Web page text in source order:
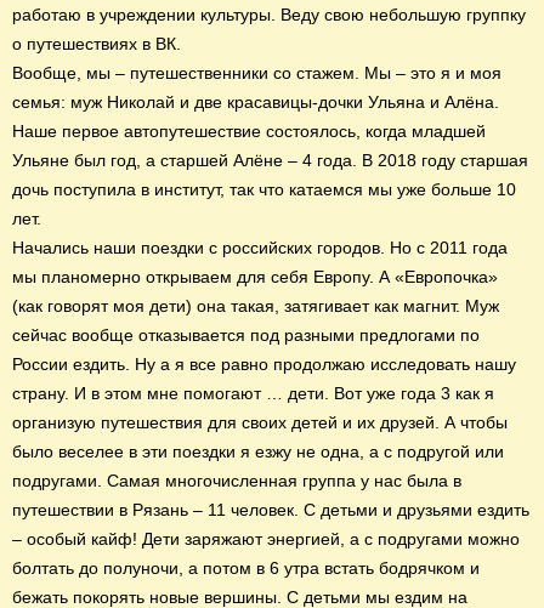
работаю в учреждении культуры. Веду свою небольшую группку
о путешествиях в ВК.
Вообще, мы – путешественники со стажем. Мы – это я и моя
семья: муж Николай и две красавицы-дочки Ульяна и Алёна.
Наше первое автопутешествие состоялось, когда младшей
Ульяне был год, а старшей Алёне – 4 года. В 2018 году старшая
дочь поступила в институт, так что катаемся мы уже больше 10
лет.
Начались наши поездки с российских городов. Но с 2011 года
мы планомерно открываем для себя Европу. А «Европочка»
(как говорят моя дети) она такая, затягивает как магнит. Муж
сейчас вообще отказывается под разными предлогами по
России ездить. Ну а я все равно продолжаю исследовать нашу
страну. И в этом мне помогают … дети. Вот уже года 3 как я
организую путешествия для своих детей и их друзей. А чтобы
было веселее в эти поездки я езжу не одна, а с подругой или
подругами. Самая многочисленная группа у нас была в
путешествии в Рязань – 11 человек. С детьми и друзьями ездить
– особый кайф! Дети заряжают энергией, а с подругами можно
болтать до полуночи, а потом в 6 утра встать бодрячком и
бежать покорять новые вершины. С детьми мы ездим на